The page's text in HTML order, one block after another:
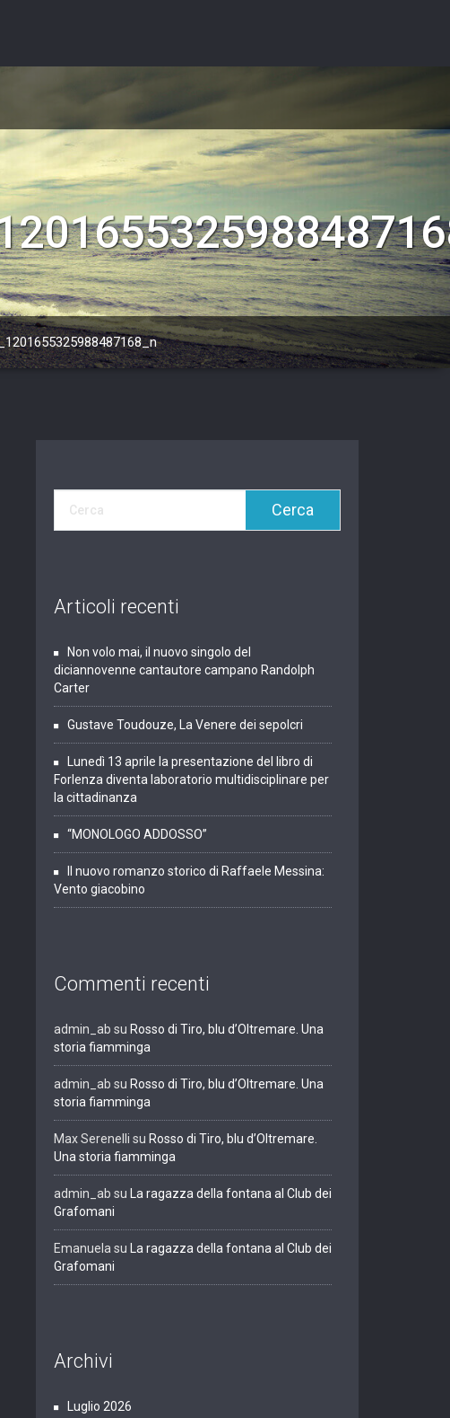
Articoli recenti
Non volo mai, il nuovo singolo del
diciannovenne cantautore campano Randolph
Carter
Gustave Toudouze, La Venere dei sepolcri
Lunedì 13 aprile la presentazione del libro di
Forlenza diventa laboratorio multidisciplinare per
la cittadinanza
“MONOLOGO ADDOSSO”
Il nuovo romanzo storico di Raffaele Messina:
Vento giacobino
Commenti recenti
admin_ab su Rosso di Tiro, blu d’Oltremare. Una
storia fiamminga
admin_ab su Rosso di Tiro, blu d’Oltremare. Una
storia fiamminga
Max Serenelli su Rosso di Tiro, blu d’Oltremare.
Una storia fiamminga
admin_ab su La ragazza della fontana al Club dei
Grafomani
Emanuelasu La ragazza della fontana al Club dei
Grafomani
Archivi
Luglio 2026